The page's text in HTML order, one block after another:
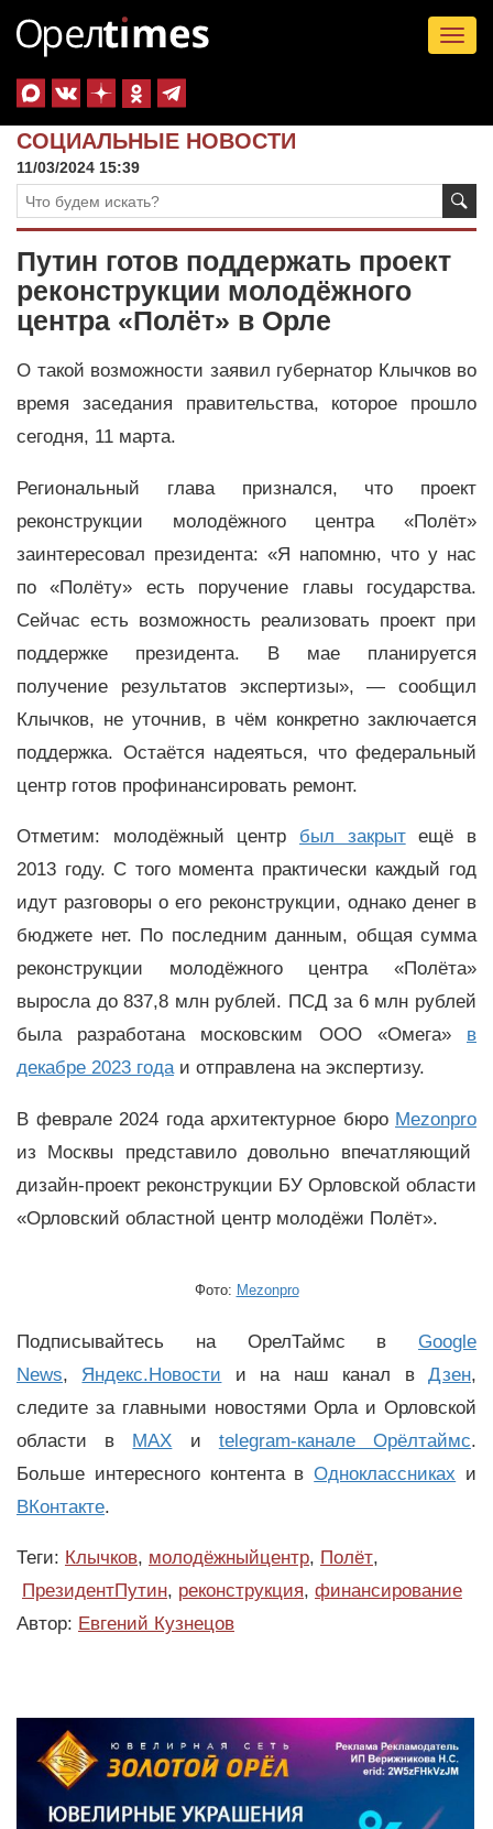
СОЦИАЛЬНЫЕ НОВОСТИ
11/03/2024 15:39
Путин готов поддержать проект
реконструкции молодёжного
центра «Полёт» в Орле
О такой возможности заявил губернатор Клычков во
время заседания правительства, которое прошло
сегодня, 11 марта.
Региональный глава признался, что проект
реконструкции молодёжного центра «Полёт»
заинтересовал президента: «Я напомню, что у нас
по «Полёту» есть поручение главы государства.
Сейчас есть возможность реализовать проект при
поддержке президента. В мае планируется
получение результатов экспертизы», — сообщил
Клычков, не уточнив, в чём конкретно заключается
поддержка. Остаётся надеяться, что федеральный
центр готов профинансировать ремонт.
Отметим: молодёжный центр был закрытещё в
2013 году. С того момента практически каждый год
идут разговоры о его реконструкции, однако денег в
бюджете нет. По последним данным, общая сумма
реконструкции молодёжного центра «Полёта»
выросла до 837,8 млн рублей. ПСД за 6 млн рублей
была разработана московским ООО «Омега» в
декабре 2023 годаи отправлена на экспертизу.
В феврале 2024 года архитектурное бюро Mezonpro
из Москвы представило довольно впечатляющий
дизайн-проект реконструкции БУ Орловской области
«Орловский областной центр молодёжи Полёт».
Фото: Mezonpro
Подписывайтесь на ОрелТаймс в Google
News, Яндекс.Новости и на наш канал вДзен,
следите за главными новостями Орла и Орловской
области в MAX и telegram-канале Орёлтаймс.
Больше интересного контента вОдноклассниках и
ВКонтакте.
Теги: Клычков, молодёжныйцентр, Полёт,
ПрезидентПутин, реконструкция, финансирование
Автор: Евгений Кузнецов